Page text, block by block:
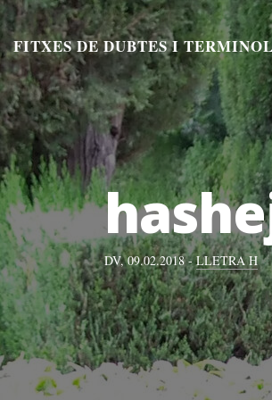
Aneu
al
contingut
FITXES DE DUBTES I
DV, 09.02.2018 -LLETRA H